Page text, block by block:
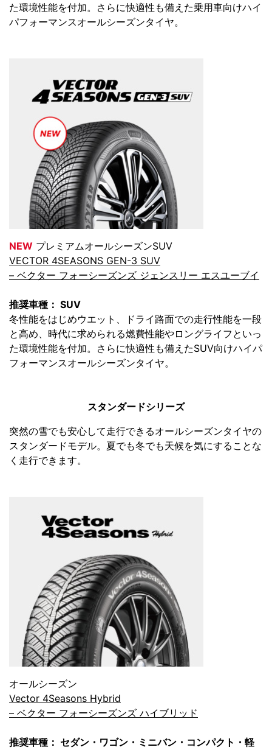
た環境性能を付加。さらに快適性も備えた乗用車向けハイ
パフォーマンスオールシーズンタイヤ。
NEW プレミアムオールシーズンSUV
VECTOR 4SEASONS GEN-3 SUV
– ベクター フォーシーズンズ ジェンスリー エスユーブイ
推奨車種： SUV
冬性能をはじめウエット、ドライ路面での走行性能を一段
と高め、時代に求められる燃費性能やロングライフといっ
た環境性能を付加。さらに快適性も備えたSUV向けハイパ
フォーマンスオールシーズンタイヤ。
スタンダードシリーズ
突然の雪でも安心して走行できるオールシーズンタイヤの
スタンダードモデル。夏でも冬でも天候を気にすることな
く走行できます。
オールシーズン
Vector 4Seasons Hybrid
– ベクター フォーシーズンズ ハイブリッド
推奨車種： セダン・ワゴン・ミニバン・コンパクト・軽